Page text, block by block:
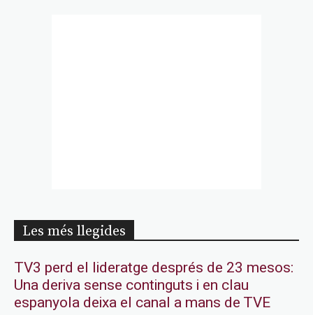
Les més llegides
TV3 perd el lideratge després de 23 mesos:
Una deriva sense continguts i en clau
espanyola deixa el canal a mans de TVE